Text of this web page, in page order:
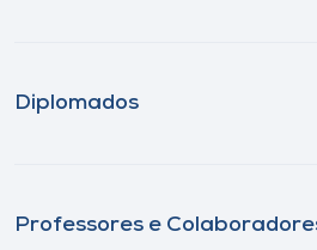
Diplomados
Professores e